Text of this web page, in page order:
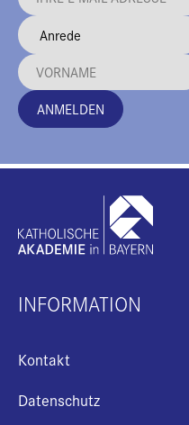
ANMELDEN
INFORMATION
Kontakt
Datenschutz